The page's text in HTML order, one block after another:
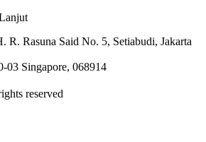
R. Rasuna Said No. 5, Setiabudi, Jakarta
03 Singapore, 068914
reserved